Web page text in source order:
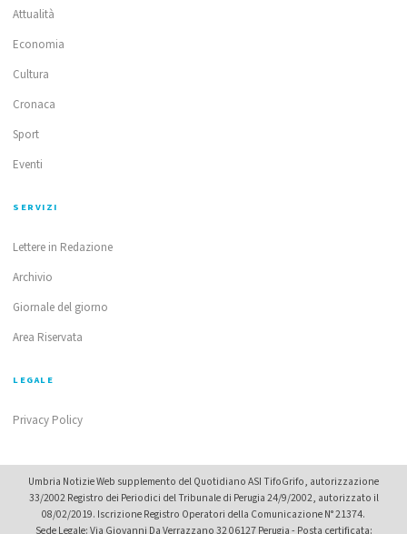
Attualità
Economia
Cultura
Cronaca
Sport
Eventi
SERVIZI
Lettere in Redazione
Archivio
Giornale del giorno
Area Riservata
LEGALE
Privacy Policy
Umbria Notizie Web supplemento del Quotidiano ASI TifoGrifo, autorizzazione
33/2002 Registro dei Periodici del Tribunale di Perugia 24/9/2002, autorizzato il
08/02/2019. Iscrizione Registro Operatori della Comunicazione N° 21374.
Sede Legale: Via Giovanni Da Verrazzano 32 06127 Perugia - Posta certificata: